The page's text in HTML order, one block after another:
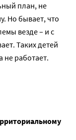
план, не
Но бывает, что
везде – и с
Таких детей
не работает.